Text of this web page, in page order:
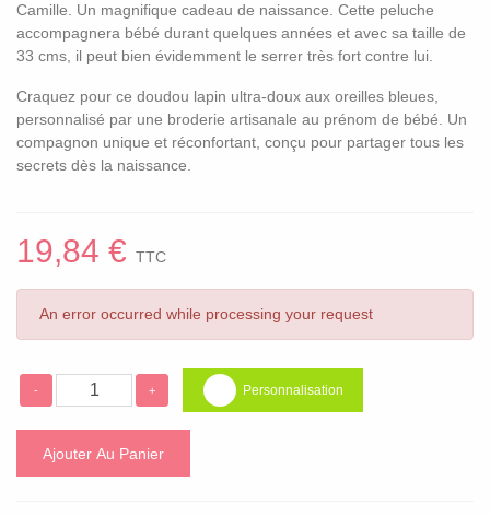
Camille. Un magnifique cadeau de naissance. Cette peluche
accompagnera bébé durant quelques années et avec sa taille de
33 cms, il peut bien évidemment le serrer très fort contre lui.
Craquez pour ce doudou lapin ultra-doux aux oreilles bleues,
personnalisé par une broderie artisanale au prénom de bébé. Un
compagnon unique et réconfortant, conçu pour partager tous les
secrets dès la naissance.
19,84 € TTC
An error occurred while processing your request
- + Personnalisation
Ajouter Au Panier